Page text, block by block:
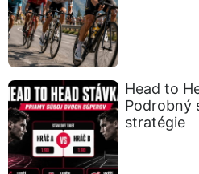
Head to
Podrobný
stratégie